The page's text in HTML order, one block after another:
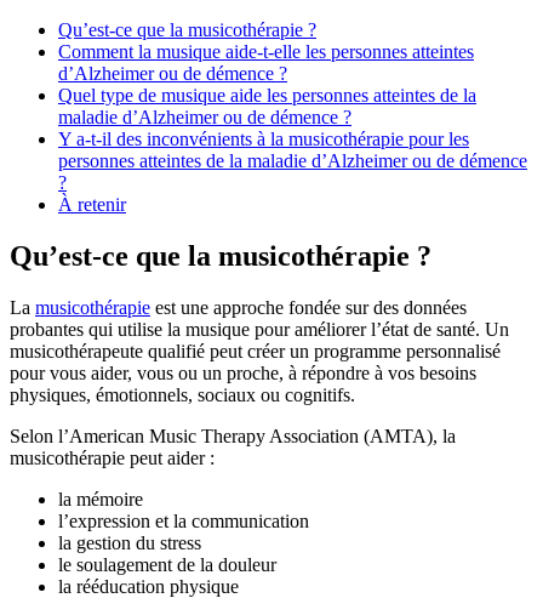
Qu’est-ce que la musicothérapie ?
Comment la musique aide-t-elle les personnes atteintes
d’Alzheimer ou de démence ?
Quel type de musique aide les personnes atteintes de la
maladie d’Alzheimer ou de démence ?
Y a-t-il des inconvénients à la musicothérapie pour les
personnes atteintes de la maladie d’Alzheimer ou de démence
?
À retenir
Qu’est-ce que la musicothérapie ?
La musicothérapie est une approche fondée sur des données
probantes qui utilise la musique pour améliorer l’état de santé. Un
musicothérapeute qualifié peut créer un programme personnalisé
pour vous aider, vous ou un proche, à répondre à vos besoins
physiques, émotionnels, sociaux ou cognitifs.
Selon l’American Music Therapy Association (AMTA), la
musicothérapie peut aider :
la mémoire
l’expression et la communication
la gestion du stress
le soulagement de la douleur
la rééducation physique